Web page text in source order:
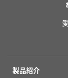
製品紹介